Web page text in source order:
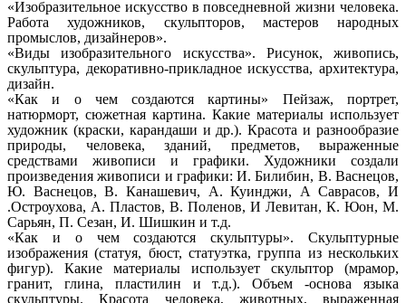
«Изобразительное искусство в повседневной жизни человека.
Работа художников, скульпторов, мастеров народных
промыслов, дизайнеров».
«Виды изобразительного искусства». Рисунок, живопись,
скульптура, декоративно-прикладное искусства, архитектура,
дизайн.
«Как и о чем создаются картины» Пейзаж, портрет,
натюрморт, сюжетная картина. Какие материалы использует
художник (краски, карандаши и др.). Красота и разнообразие
природы, человека, зданий, предметов, выраженные
средствами живописи и графики. Художники создали
произведения живописи и графики: И. Билибин, В. Васнецов,
Ю. Васнецов, В. Канашевич, А. Куинджи, А Саврасов, И
.Остроухова, А. Пластов, В. Поленов, И Левитан, К. Юон, М.
Сарьян, П. Сезан, И. Шишкин и т.д.
«Как и о чем создаются скульптуры». Скульптурные
изображения (статуя, бюст, статуэтка, группа из нескольких
фигур). Какие материалы использует скульптор (мрамор,
гранит, глина, пластилин и т.д.). Объем -основа языка
скульптуры. Красота человека, животных, выраженная